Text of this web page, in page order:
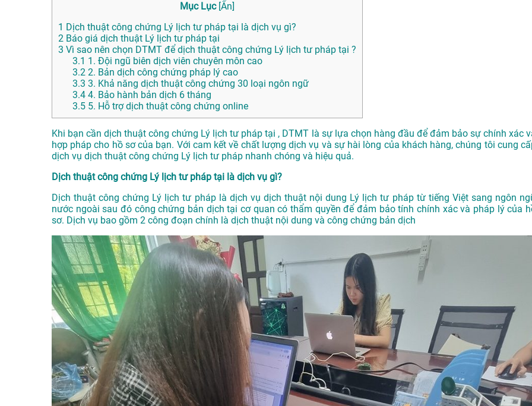
Mục Lục [Ẩn]
1 Dịch thuật công chứng Lý lịch tư pháp tại là dịch vụ gì?
2 Báo giá dịch thuật Lý lịch tư pháp tại
3 Vì sao nên chọn DTMT để dịch thuật công chứng Lý lịch tư pháp tại ?
3.1 1. Đội ngũ biên dịch viên chuyên môn cao
3.2 2. Bản dịch công chứng pháp lý cao
3.3 3. Khả năng dịch thuật công chứng 30 loại ngôn ngữ
3.4 4. Bảo hành bản dịch 6 tháng
3.5 5. Hỗ trợ dịch thuật công chứng online
Khi bạn cần dịch thuật công chứng Lý lịch tư pháp tại , DTMT là sự lựa chọn hàng đầu để đảm bảo sự chính xác
hợp pháp cho hồ sơ của bạn. Với cam kết về chất lượng dịch vụ và sự hài lòng của khách hàng, chúng tôi cung
dịch vụ dịch thuật công chứng Lý lịch tư pháp nhanh chóng và hiệu quả.
Dịch thuật công chứng Lý lịch tư pháp tại là dịch vụ gì?
Dịch thuật công chứng Lý lịch tư pháp là dịch vụ dịch thuật nội dung Lý lịch tư pháp từ tiếng Việt sang ngôn
nước ngoài sau đó công chứng bản dịch tại cơ quan có thẩm quyền để đảm bảo tính chính xác và pháp lý của
sơ. Dịch vụ bao gồm 2 công đoạn chính là dịch thuật nội dung và công chứng bản dịch